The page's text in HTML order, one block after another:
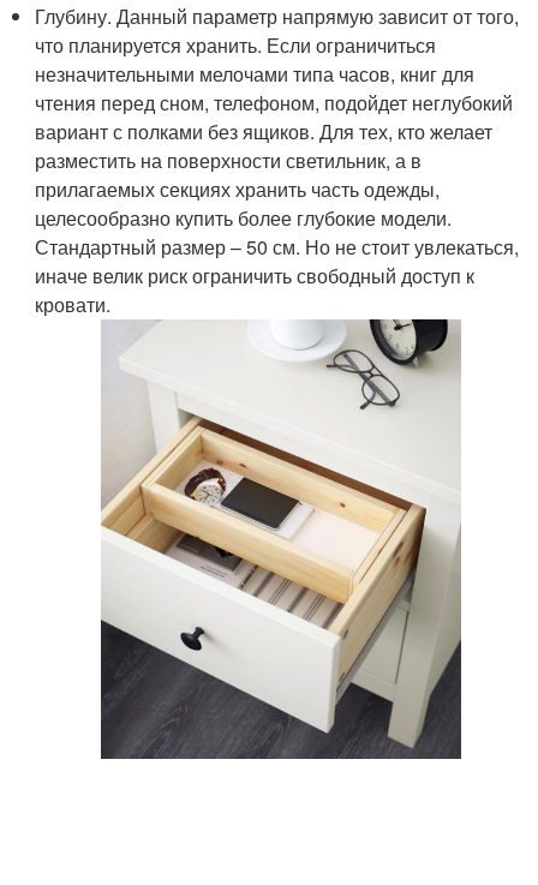
Глубину. Данный параметр напрямую зависит от того,
что планируется хранить. Если ограничиться
незначительными мелочами типа часов, книг для
чтения перед сном, телефоном, подойдет неглубокий
вариант с полками без ящиков. Для тех, кто желает
разместить на поверхности светильник, а в
прилагаемых секциях хранить часть одежды,
целесообразно купить более глубокие модели.
Стандартный размер – 50 см. Но не стоит увлекаться,
иначе велик риск ограничить свободный доступ к
кровати.